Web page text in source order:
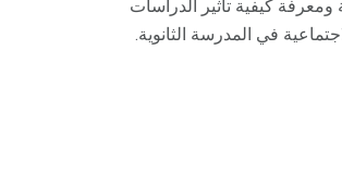
كيفية تأثير الدراسات
في المدرسة الثانوية.